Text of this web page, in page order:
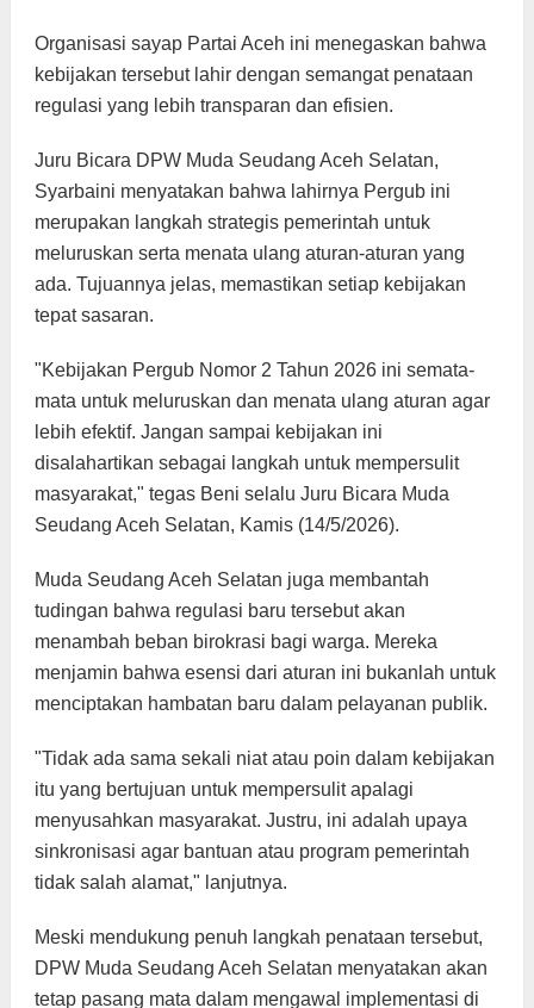
Organisasi sayap Partai Aceh ini menegaskan bahwa
kebijakan tersebut lahir dengan semangat penataan
regulasi yang lebih transparan dan efisien.
Juru Bicara DPW Muda Seudang Aceh Selatan,
Syarbaini menyatakan bahwa lahirnya Pergub ini
merupakan langkah strategis pemerintah untuk
meluruskan serta menata ulang aturan-aturan yang
ada. Tujuannya jelas, memastikan setiap kebijakan
tepat sasaran.
"Kebijakan Pergub Nomor 2 Tahun 2026 ini semata-
mata untuk meluruskan dan menata ulang aturan agar
lebih efektif. Jangan sampai kebijakan ini
disalahartikan sebagai langkah untuk mempersulit
masyarakat," tegas Beni selalu Juru Bicara Muda
Seudang Aceh Selatan, Kamis (14/5/2026).
Muda Seudang Aceh Selatan juga membantah
tudingan bahwa regulasi baru tersebut akan
menambah beban birokrasi bagi warga. Mereka
menjamin bahwa esensi dari aturan ini bukanlah untuk
menciptakan hambatan baru dalam pelayanan publik.
"Tidak ada sama sekali niat atau poin dalam kebijakan
itu yang bertujuan untuk mempersulit apalagi
menyusahkan masyarakat. Justru, ini adalah upaya
sinkronisasi agar bantuan atau program pemerintah
tidak salah alamat," lanjutnya.
Meski mendukung penuh langkah penataan tersebut,
DPW Muda Seudang Aceh Selatan menyatakan akan
tetap pasang mata dalam mengawal implementasi di